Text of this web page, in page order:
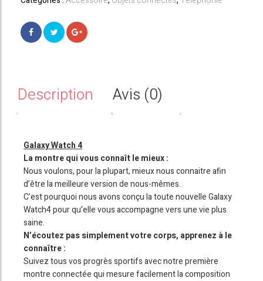
Description Avis (0)
Galaxy Watch 4
La montre qui vous connaît le mieux :
Nous voulons, pour la plupart, mieux nous connaitre afin
d’être la meilleure version de nous-mêmes.
C’est pourquoi nous avons conçu la toute nouvelle Galaxy
Watch4 pour qu’elle vous accompagne vers une vie plus
saine.
N’écoutez pas simplement votre corps, apprenez à le
connaître :
Suivez tous vos progrès sportifs avec notre première
montre connectée qui mesure facilement la composition